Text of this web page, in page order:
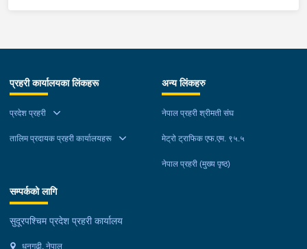
बिडी, सुर्ति, नमकिन, फलफुल, थान कपडा लगायतका सामानहरु मंगलबार
बेवारिसे अवस्थामा फेला पारी आवश्यक प्रक्रिया पुरा गरी नियन्त्रणमा लिएको
प्रहरी कार्यालयका लिंकहरू
प्रदेश प्रहरी
तालिम प्रदायक प्रहरी कार्यालयहरू
अन्य लिंकहरु
नेपाल प्रहरी श्रीमती संघ
मेट्रो ट्राफिक एफ.एम. ९५.५
नेपाल प्रहरी (मुख्य पृष्ठ)
सम्पर्कको लागि
सुदूरपश्चिम प्रदेश प्रहरी कार्यालय
धनगढी, नेपाल